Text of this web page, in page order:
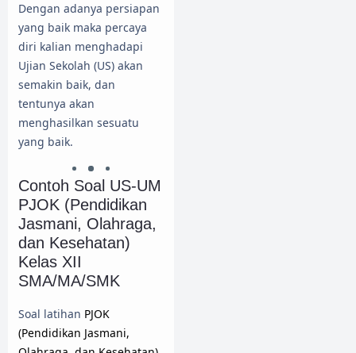
Dengan adanya persiapan
yang baik maka percaya
diri kalian menghadapi
Ujian Sekolah (US) akan
semakin baik, dan
tentunya akan
menghasilkan sesuatu
yang baik.
Contoh Soal US-UM
PJOK (Pendidikan
Jasmani, Olahraga,
dan Kesehatan)
Kelas XII
SMA/MA/SMK
Soal latihan PJOK
(Pendidikan Jasmani,